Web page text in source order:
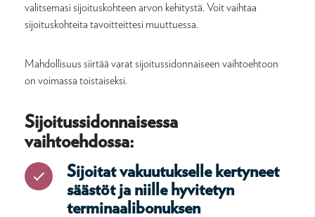
valitsemasi sijoituskohteen arvon kehitystä. Voit vaihtaa
sijoituskohteita tavoitteittesi muuttuessa.
Mahdollisuus siirtää varat sijoitussidonnaiseen vaihtoehtoon
on voimassa toistaiseksi.
Sijoitussidonnaisessa
vaihtoehdossa:
Sijoitat vakuutukselle kertyneet
säästöt ja niille hyvitetyn
terminaalibonuksen